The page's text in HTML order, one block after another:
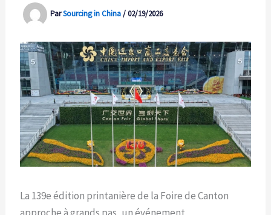
ParSourcing in China/02/19/2026
La 139e édition printanière de la Foire de Canton
approche à grands pas, un événement